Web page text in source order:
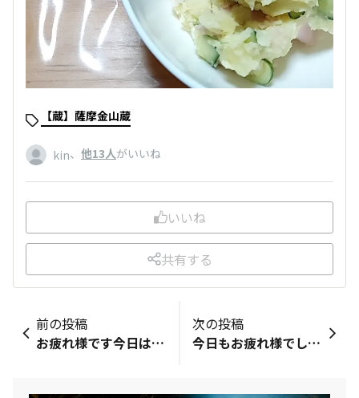
【蔵】薩摩金山蔵
kin、 他13人がいいね
いいね
共有する
前の投稿
お疲れ様です今日はぷち残業でしたが鯵の刺し身と海童ハイボールでカンパイですこちらは曇ってるので天の川は見えませんけど見えてるところはあるでしょう😊時代は変わってもこういう風趣は残ってほしいですね
次の投稿
今日もお疲れ様でした✨🎋それでは聞いてください。焼酎はもう空です。